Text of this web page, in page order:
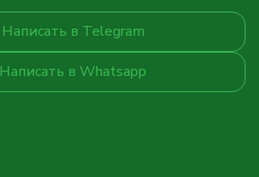
Написать в Telegram
Написать в Whatsapp